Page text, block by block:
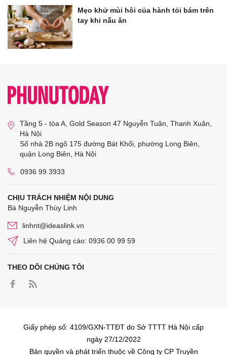
Mẹo khử mùi hôi của hành tỏi bám trên
tay khi nấu ăn
Tầng 5 - tòa A, Gold Season 47 Nguyễn Tuân, Thanh Xuân,
Hà Nội
Số nhà 2B ngõ 175 đường Bát Khối, phường Long Biên,
quận Long Biên, Hà Nội
0936 99 3933
CHỊU TRÁCH NHIỆM NỘI DUNG
Bà Nguyễn Thùy Linh
linhnt@ideaslink.vn
Liên hệ Quảng cáo: 0936 00 99 59
THEO DÕI CHÚNG TÔI
Giấy phép số: 4109/GXN-TTĐT do Sở TTTT Hà Nội cấp
ngày 27/12/2022
Bản quyền và phát triển thuộc về Công ty CP Truyền